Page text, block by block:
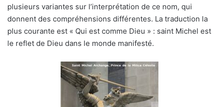
plusieurs variantes sur l’interprétation de ce nom, qui
donnent des compréhensions différentes. La traduction la
plus courante est « Qui est comme Dieu » : saint Michel est
le reflet de Dieu dans le monde manifesté.